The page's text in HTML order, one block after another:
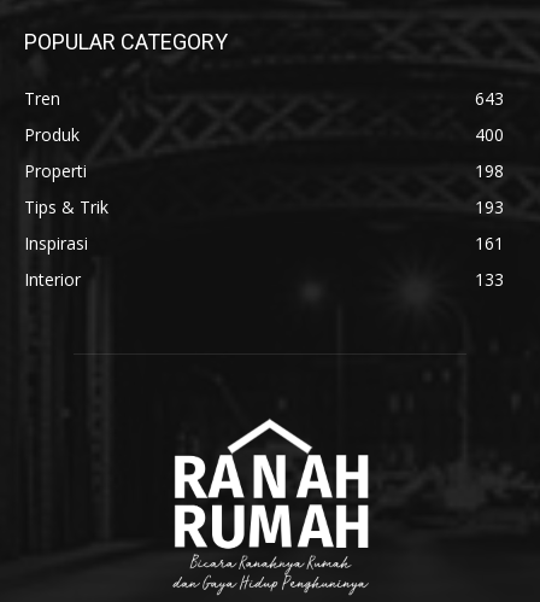
POPULAR CATEGORY
Tren
643
Produk
400
Properti
198
Tips & Trik
193
Inspirasi
161
Interior
133